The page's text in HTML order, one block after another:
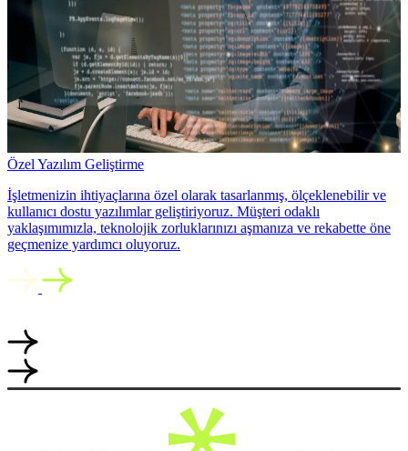
Özel Yazılım Geliştirme
İşletmenizin ihtiyaçlarına özel olarak tasarlanmış, ölçeklenebilir ve
kullanıcı dostu yazılımlar geliştiriyoruz. Müşteri odaklı
yaklaşımımızla, teknolojik zorluklarınızı aşmanıza ve rekabette öne
geçmenize yardımcı oluyoruz.